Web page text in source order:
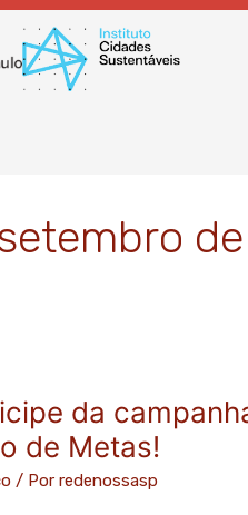
da
de Metas!
/ Porredenossasp